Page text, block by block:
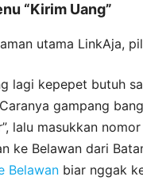
“Kirim Uang”
utama LinkAja,
lagi kepepet butuh
gampang
lalu masukkan
ke Belawan dari
Belawan biar nggak